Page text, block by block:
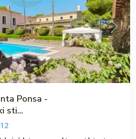
Ponsa -
sti...